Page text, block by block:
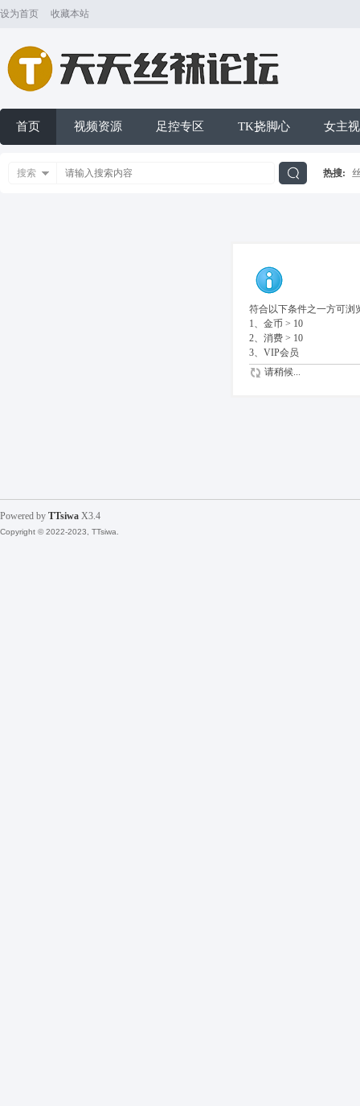
设为首页 收藏本站
首页 视频资源 足控专区 TK挠脚心 女主
搜索 热搜:
符合以下条件之一方可浏
1、金币 > 10
2、消费 > 10
3、VIP会员
请稍候...
Powered by TTsiwa X3.4
Copyright © 2022-2023, TTsiwa.